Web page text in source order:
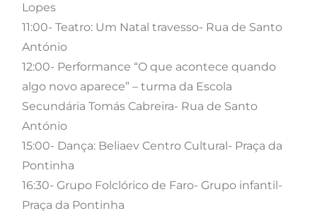
Lopes
11:00- Teatro: Um Natal travesso- Rua de Santo
António
12:00- Performance “O que acontece quando
algo novo aparece” – turma da Escola
Secundária Tomás Cabreira- Rua de Santo
António
15:00- Dança: Beliaev Centro Cultural- Praça da
Pontinha
16:30- Grupo Folclórico de Faro- Grupo infantil-
Praça da Pontinha